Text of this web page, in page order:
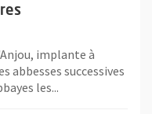
implante à
abbesses successives
les...